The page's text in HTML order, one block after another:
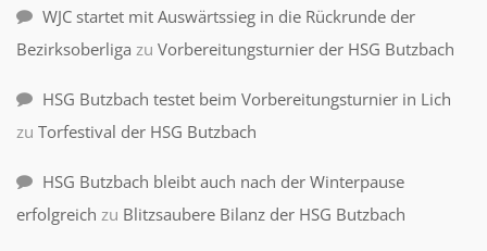
WJC startet mit Auswärtssieg in die Rückrunde der
Bezirksoberliga zu Vorbereitungsturnier der HSG Butzbach
HSG Butzbach testet beim Vorbereitungsturnier in Lich
zu Torfestival der HSG Butzbach
HSG Butzbach bleibt auch nach der Winterpause
erfolgreich zu Blitzsaubere Bilanz der HSG Butzbach